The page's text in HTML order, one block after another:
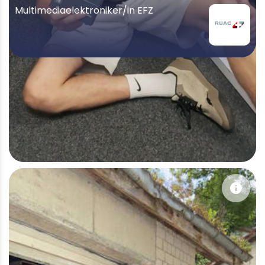
Multimediaelektroniker/in EFZ
info